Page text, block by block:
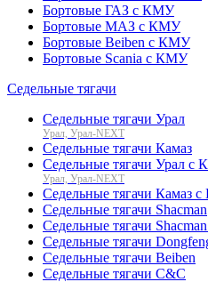
Бортовые ГАЗ с КМУ
Бортовые МАЗ с КМУ
Бортовые Beiben с КМУ
Бортовые Scania с КМУ
Седельные тягачи
Седельные тягачи Урал
Урал, Урал-NEXT
Седельные тягачи Камаз
Седельные тягачи Урал с
Урал, Урал-NEXT
Седельные тягачи Камаз
Седельные тягачи Shacman
Седельные тягачи
Седельные тягачи
Седельные тягачи Beiben
Седельные тягачи C&C